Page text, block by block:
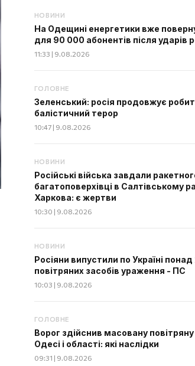
НОВИНИ
На Одещині енергетики вже
для 90 000 абонентів після ударів
11:33 | 9.08.2026
ГОЛОВНЕ
Зеленський: росія продовжує
балістичний терор
10:47 | 9.08.2026
НОВИНИ
Російські війська завдали
багатоповерхівці в Салтівському
Харкова: є жертви
10:30 | 9.08.2026
НОВИНИ
Росіяни випустили по Україні
повітряних засобів ураження - ПС
10:03 | 9.08.2026
ГОЛОВНЕ
Ворог здійснив масовану
Одесі і області: які наслідки
09:31 | 9.08.2026